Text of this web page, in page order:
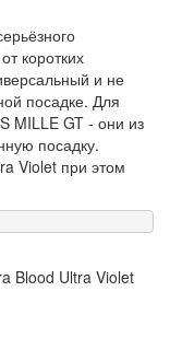
коротких
и не
посадке. Для
MILLE GT - они из
посадку.
Violet при этом
Blood Ultra Violet